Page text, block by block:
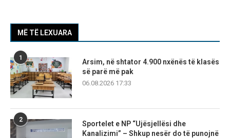
MË TË LEXUARA
1
Arsim, në shtator 4.900 nxënës të klasës
së parë më pak
06.08.2026 17:33
2
Sportelet e NP “Ujësjellësi dhe
Kanalizimi” – Shkup nesër do të punojnë